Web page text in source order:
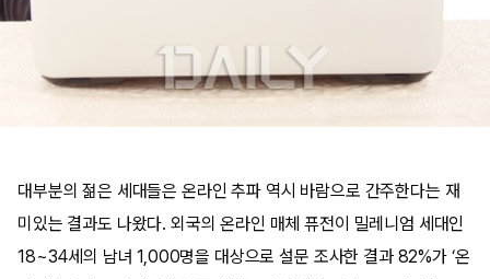
대부분의 젊은 세대들은 온라인 추파 역시 바람으로 간주한다는 재
미있는 결과도 나왔다. 외국의 온라인 매체 퓨전이 밀레니엄 세대인
18~34세의 남녀 1,000명을 대상으로 설문 조사한 결과 82%가 ‘온